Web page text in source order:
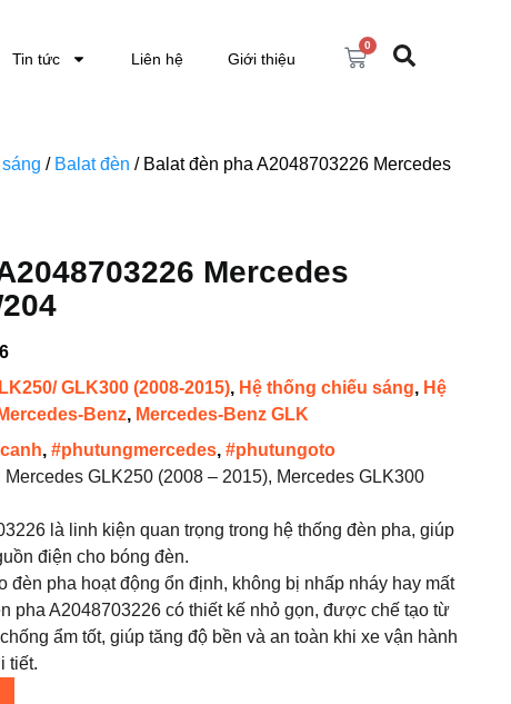
Tin tức Liên hệ Giới thiệu
0
/ Balat đèn / Balat đèn pha A2048703226 Mercedes
Mercedes
GLK300 (2008-2015), Hệ thống chiếu sáng, Hệ
Mercedes-Benz, Mercedes-Benz GLK
, #phutungmercedes, #phutungoto
Mercedes GLK250 (2008 – 2015), Mercedes GLK300
là linh kiện quan trọng trong hệ thống đèn pha, giúp
điện cho bóng đèn.
đèn pha hoạt động ổn định, không bị nhấp nháy hay mất
pha A2048703226 có thiết kế nhỏ gọn, được chế tạo từ
ẩm tốt, giúp tăng độ bền và an toàn khi xe vận hành
tiết.